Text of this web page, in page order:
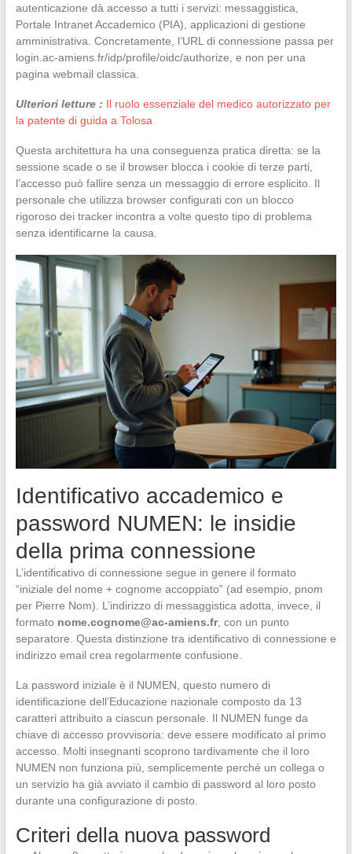
autenticazione dà accesso a tutti i servizi: messaggistica,
Portale Intranet Accademico (PIA), applicazioni di gestione
amministrativa. Concretamente, l’URL di connessione passa per
login.ac-amiens.fr/idp/profile/oidc/authorize, e non per una
pagina webmail classica.
Ulteriori letture : Il ruolo essenziale del medico autorizzato per
la patente di guida a Tolosa
Questa architettura ha una conseguenza pratica diretta: se la
sessione scade o se il browser blocca i cookie di terze parti,
l’accesso può fallire senza un messaggio di errore esplicito. Il
personale che utilizza browser configurati con un blocco
rigoroso dei tracker incontra a volte questo tipo di problema
senza identificarne la causa.
Identificativo accademico e
password NUMEN: le insidie
della prima connessione
L’identificativo di connessione segue in genere il formato
“iniziale del nome + cognome accoppiato” (ad esempio, pnom
per Pierre Nom). L’indirizzo di messaggistica adotta, invece, il
formato nome.cognome@ac-amiens.fr, con un punto
separatore. Questa distinzione tra identificativo di connessione e
indirizzo email crea regolarmente confusione.
La password iniziale è il NUMEN, questo numero di
identificazione dell’Educazione nazionale composto da 13
caratteri attribuito a ciascun personale. Il NUMEN funge da
chiave di accesso provvisoria: deve essere modificato al primo
accesso. Molti insegnanti scoprono tardivamente che il loro
NUMEN non funziona più, semplicemente perché un collega o
un servizio ha già avviato il cambio di password al loro posto
durante una configurazione di posto.
Criteri della nuova password